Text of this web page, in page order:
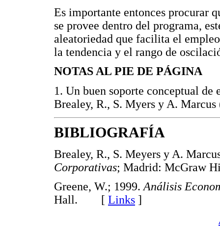
Es importante entonces procurar
se provee dentro del programa,
aleatoriedad que facilita el
la tendencia y el rango de
NOTAS AL PIE DE PÁGINA
1. Un buen soporte conceptual de
Brealey, R., S. Myers y A.
BIBLIOGRAFÍA
Brealey, R., S. Meyers y A.
Corporativas; Madrid:
Greene, W.; 1999.Análisis
Hall. [ Links ]